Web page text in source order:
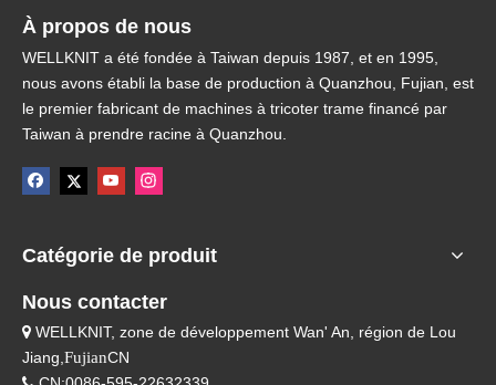
À propos de nous
WELLKNIT a été fondée à Taiwan depuis 1987, et en 1995,
nous avons établi la base de production à Quanzhou, Fujian, est
le premier fabricant de machines à tricoter trame financé par
Taiwan à prendre racine à Quanzhou.
Catégorie de produit
Nous contacter
 WELLKNIT, zone de développement Wan' An, région de Lou
Jiang,FujianCN